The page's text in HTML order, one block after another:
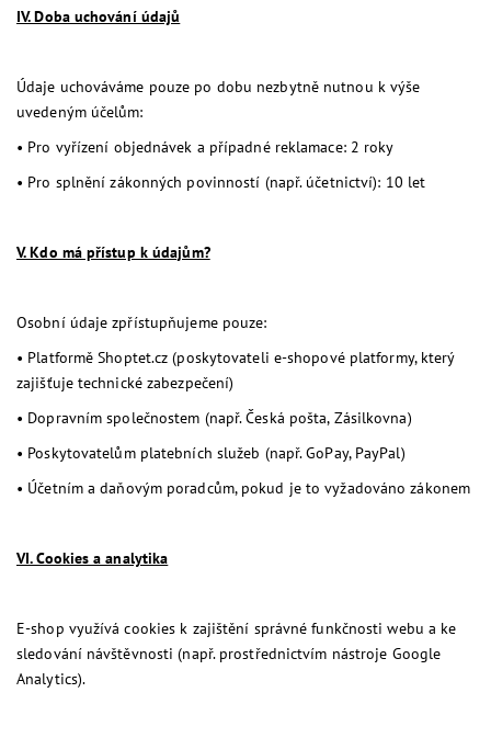
IV. Doba uchování údajů
Údaje uchováváme pouze po dobu nezbytně nutnou k výše
uvedeným účelům:
• Pro vyřízení objednávek a případné reklamace: 2 roky
• Pro splnění zákonných povinností (např. účetnictví): 10 let
V. Kdo má přístup k údajům?
Osobní údaje zpřístupňujeme pouze:
• Platformě Shoptet.cz (poskytovateli e-shopové platformy, který
zajišťuje technické zabezpečení)
• Dopravním společnostem (např. Česká pošta, Zásilkovna)
• Poskytovatelům platebních služeb (např. GoPay, PayPal)
• Účetním a daňovým poradcům, pokud je to vyžadováno zákonem
VI. Cookies a analytika
E-shop využívá cookies k zajištění správné funkčnosti webu a ke
sledování návštěvnosti (např. prostřednictvím nástroje Google
Analytics).